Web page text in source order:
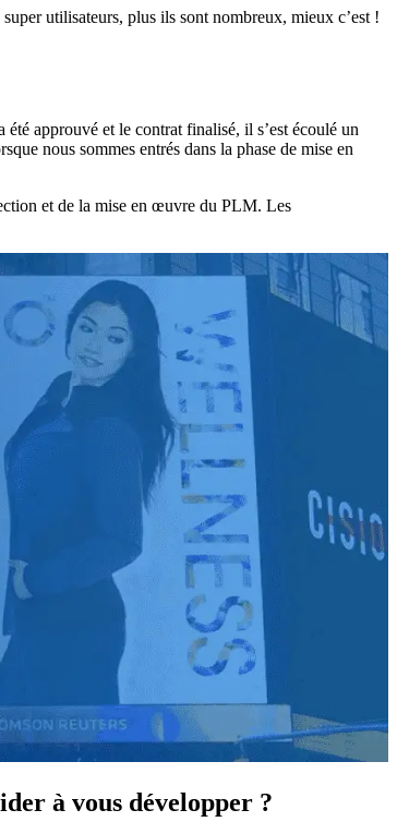
utilisateurs, plus ils sont nombreux, mieux c’est !
approuvé et le contrat finalisé, il s’est écoulé un
nous sommes entrés dans la phase de mise en
et de la mise en œuvre du PLM. Les
à vous développer ?